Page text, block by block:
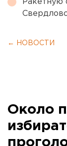
Ракетную
← НОВОСТИ
Около